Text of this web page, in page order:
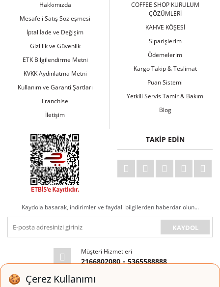
Hakkımızda
Mesafeli Satış Sözleşmesi
İptal İade ve Değişim
Gizlilik ve Güvenlik
ETK Bilgilendirme Metni
KVKK Aydınlatma Metni
Kullanım ve Garanti Şartları
Franchise
İletişim
COFFEE SHOP KURULUM
ÇÖZÜMLERİ
KAHVE KÖŞESİ
Siparişlerim
Ödemelerim
Kargo Takip & Teslimat
Puan Sistemi
Yetkili Servis Tamir & Bakım
Blog
TAKİP EDİN
Kaydola basarak, indirimler ve faydalı bilgilerden haberdar olun...
KAYDOL
Müşteri Hizmetleri
2166802080 - 5365588888
E-posta Adresi